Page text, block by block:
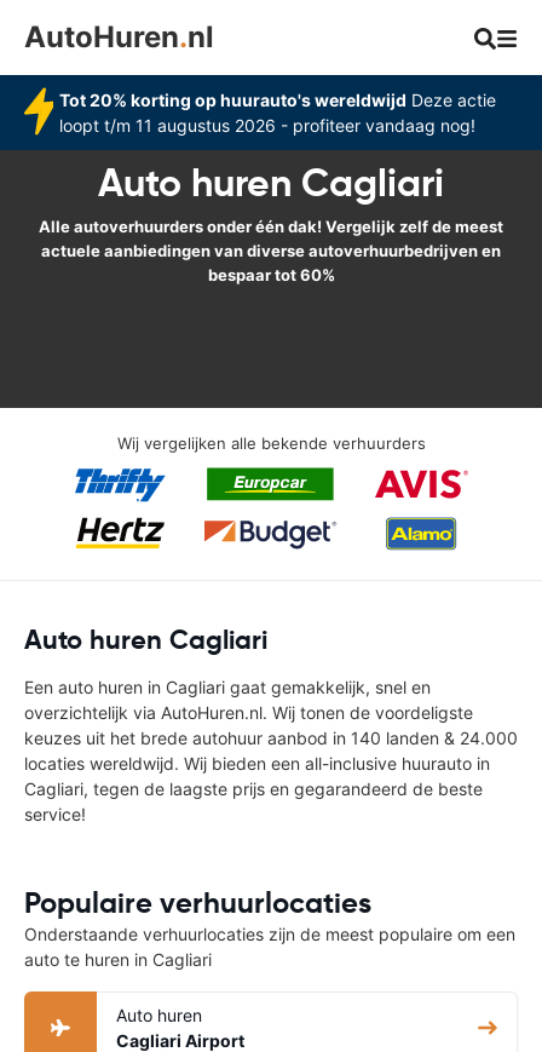
AutoHuren.nl
Tot 20% korting op huurauto's wereldwijd Deze actie
loopt t/m 11 augustus 2026 - profiteer vandaag nog!
Auto huren Cagliari
Alle autoverhuurders onder één dak! Vergelijk zelf de meest
actuele aanbiedingen van diverse autoverhuurbedrijven en
bespaar tot 60%
Wij vergelijken alle bekende verhuurders
Auto huren Cagliari
Een auto huren in Cagliari gaat gemakkelijk, snel en
overzichtelijk via AutoHuren.nl. Wij tonen de voordeligste
keuzes uit het brede autohuur aanbod in 140 landen & 24.000
locaties wereldwijd. Wij bieden een all-inclusive huurauto in
Cagliari, tegen de laagste prijs en gegarandeerd de beste
service!
Populaire verhuurlocaties
Onderstaande verhuurlocaties zijn de meest populaire om een
auto te huren in Cagliari
Auto huren
Cagliari Airport